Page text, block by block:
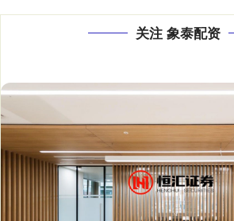
关注 象泰配资